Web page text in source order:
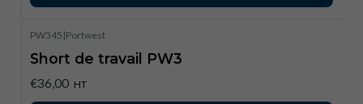
PW345 |Portwest
Short de travail PW3
€36,00 HT